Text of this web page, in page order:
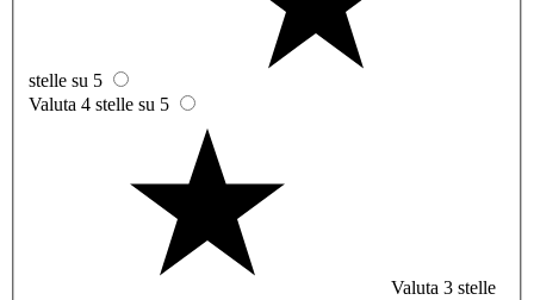
stelle su 5
Valuta 4 stelle su 5
Valuta 3 stelle